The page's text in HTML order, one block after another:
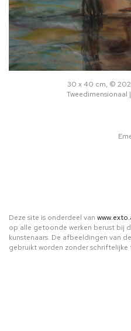
30 x 40 cm, ©
Tweedimensionaal
Deze site is onderdeel van
op alle getoonde werken berust bij
kunstenaars. De afbeeldingen van
gebruikt worden zonder schriftelijke